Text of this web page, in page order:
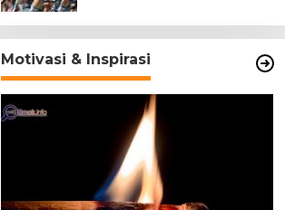
Motivasi & Inspirasi